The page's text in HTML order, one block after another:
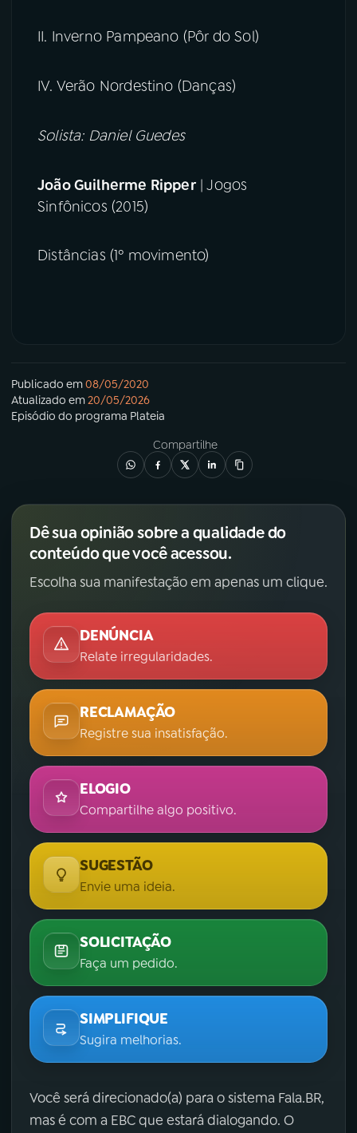
II. Inverno Pampeano (Pôr do Sol)
IV. Verão Nordestino (Danças)
Solista: Daniel Guedes
João Guilherme Ripper| Jogos
Sinfônicos (2015)
Distâncias (1º movimento)
Publicado em08/05/2020
Atualizado em20/05/2026
Episódio do programa Plateia
Compartilhe
Dê sua opinião sobre a qualidade do
conteúdo que você acessou.
Escolha sua manifestação em apenas um clique.
DENÚNCIA
Relate irregularidades.
RECLAMAÇÃO
Registre sua insatisfação.
ELOGIO
Compartilhe algo positivo.
SUGESTÃO
Envie uma ideia.
SOLICITAÇÃO
Faça um pedido.
SIMPLIFIQUE
Sugira melhorias.
Você será direcionado(a) para o sistema Fala.BR,
mas é com a EBC que estará dialogando. O